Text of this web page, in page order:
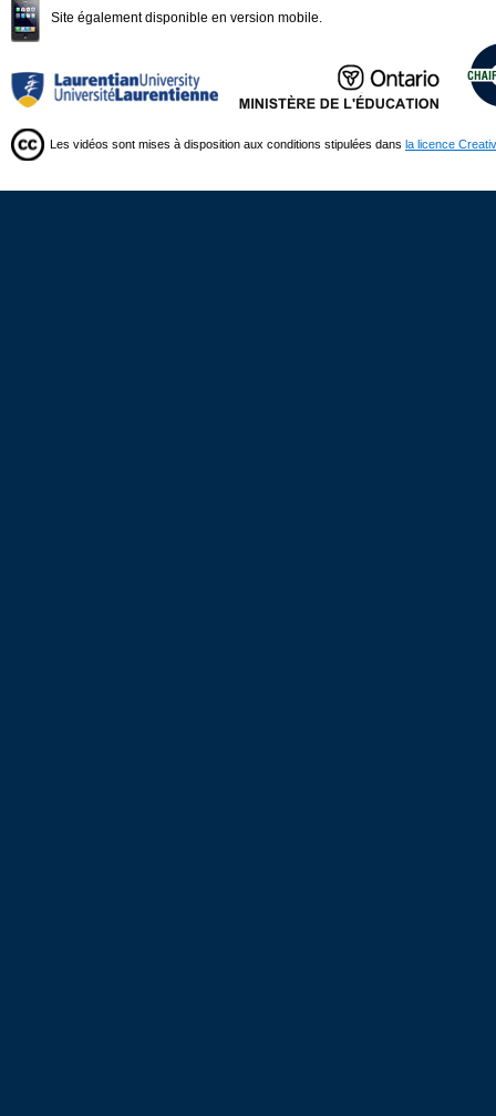
Site également disponible en version mobile.
Les vidéos sont mises à disposition aux conditions stipulées dans la licence